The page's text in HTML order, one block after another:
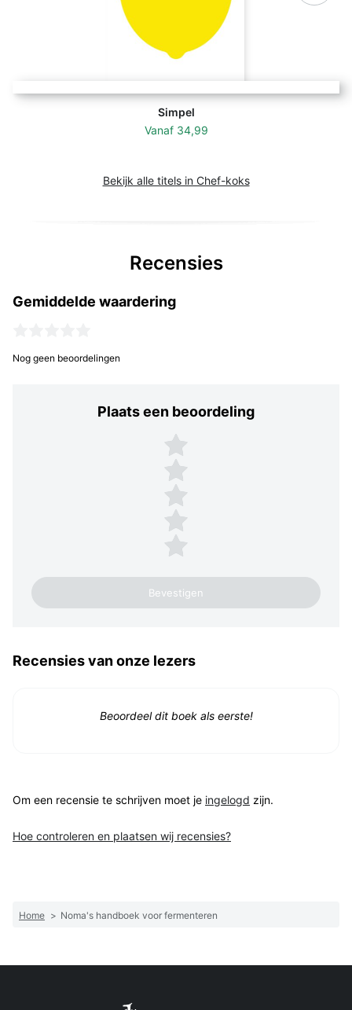
Simpel
Vanaf 34,99
Bekijk alle titels in Chef-koks
Recensies
Gemiddelde waardering
Nog geen beoordelingen
Plaats een beoordeling
Plaats een beoordeling
5 sterren
4 sterren
3 sterren
2 sterren
1 ster
Recensies van onze lezers
Beoordeel dit boek als eerste!
Om een recensie te schrijven moet je ingelogd zijn.
Hoe controleren en plaatsen wij recensies?
Home > Noma's handboek voor fermenteren